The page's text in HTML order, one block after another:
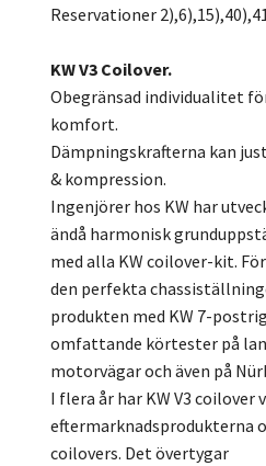
Reservationer
KW V3 Coilover.
Obegränsad individualitet
komfort.
Dämpningskrafterna kan
& kompression.
Ingenjörer hos KW har
ändå harmonisk
med alla KW coilover-kit.
den perfekta
produkten med KW 7-
omfattande körtester på
motorvägar och även på
I flera år har KW V3 coilover
eftermarknadsprodukterna
coilovers. Det övertygar